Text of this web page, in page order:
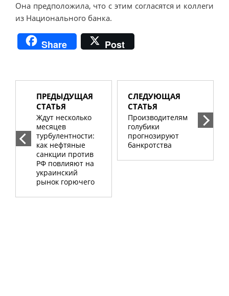
Она предположила, что с этим согласятся и коллеги
из Национального банка.
Share Post
ПРЕДЫДУЩАЯ
СТАТЬЯ
Ждут несколько
месяцев
турбулентности:
как нефтяные
санкции против
РФ повлияют на
украинский
рынок горючего
СЛЕДУЮЩАЯ
СТАТЬЯ
Производителям
голубики
прогнозируют
банкротства